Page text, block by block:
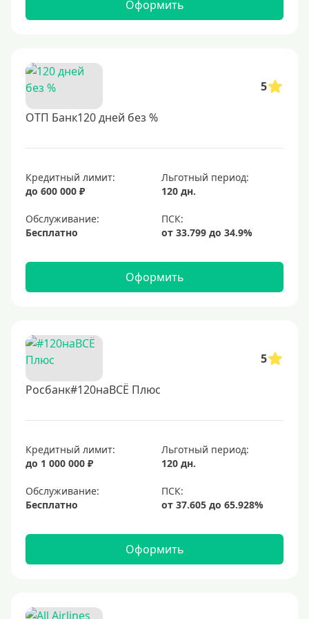
Оформить
5
ОТП Банк120 дней без %
Кредитный лимит:
до 600 000 ₽
Льготный период:
120 дн.
Обслуживание:
Бесплатно
Оформить
5
Росбанк#120наВСЁ Плюс
Кредитный лимит:
до 1 000 000 ₽
Льготный период:
120 дн.
Обслуживание:
Бесплатно
Оформить